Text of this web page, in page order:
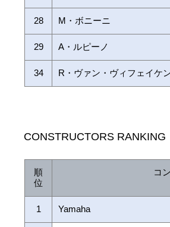
28 M・ボニーニ
29 A・ルピーノ
34 R・ヴァン・ヴィフェイケ
CONSTRUCTORS RANKING
順
位
コ
1 Yamaha